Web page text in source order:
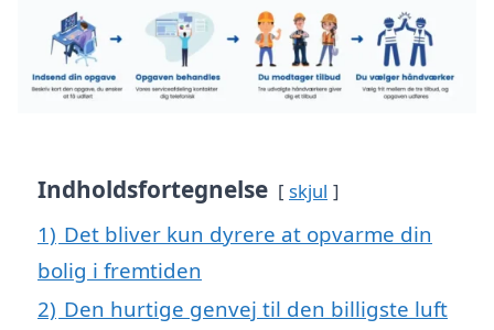
Indholdsfortegnelse skjul
1) Det bliver kun dyrere at opvarme din
bolig i fremtiden
2) Den hurtige genvej til den billigste luft